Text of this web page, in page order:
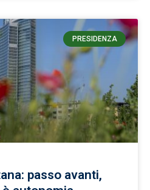
PRESIDENZA
passo avanti,